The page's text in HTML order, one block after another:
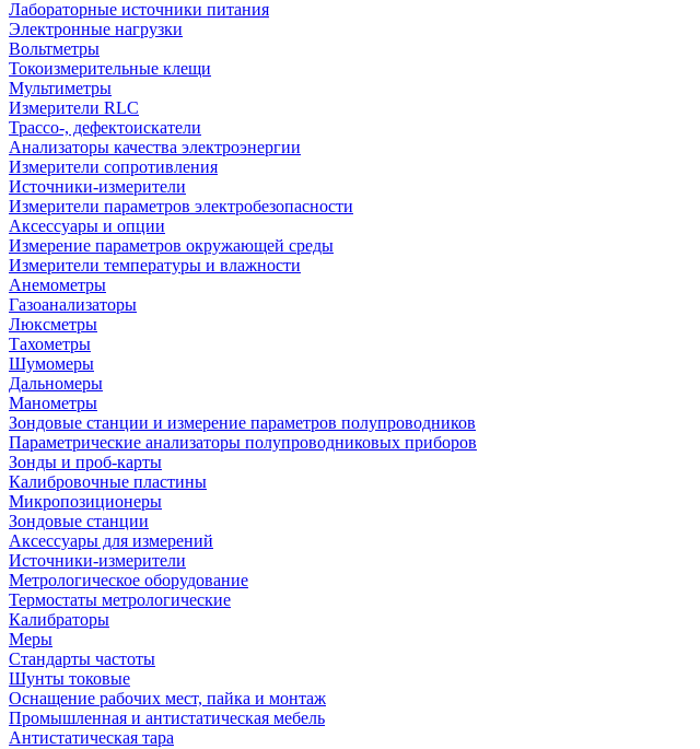
Лабораторные источники питания
Электронные нагрузки
Вольтметры
Токоизмерительные клещи
Мультиметры
Измерители RLC
Трассо-, дефектоискатели
Анализаторы качества электроэнергии
Измерители сопротивления
Источники-измерители
Измерители параметров электробезопасности
Аксессуары и опции
Измерение параметров окружающей среды
Измерители температуры и влажности
Анемометры
Газоанализаторы
Люксметры
Тахометры
Шумомеры
Дальномеры
Манометры
Зондовые станции и измерение параметров полупроводников
Параметрические анализаторы полупроводниковых приборов
Зонды и проб-карты
Калибровочные пластины
Микропозиционеры
Зондовые станции
Аксессуары для измерений
Источники-измерители
Метрологическое оборудование
Термостаты метрологические
Калибраторы
Меры
Стандарты частоты
Шунты токовые
Оснащение рабочих мест, пайка и монтаж
Промышленная и антистатическая мебель
Антистатическая тара